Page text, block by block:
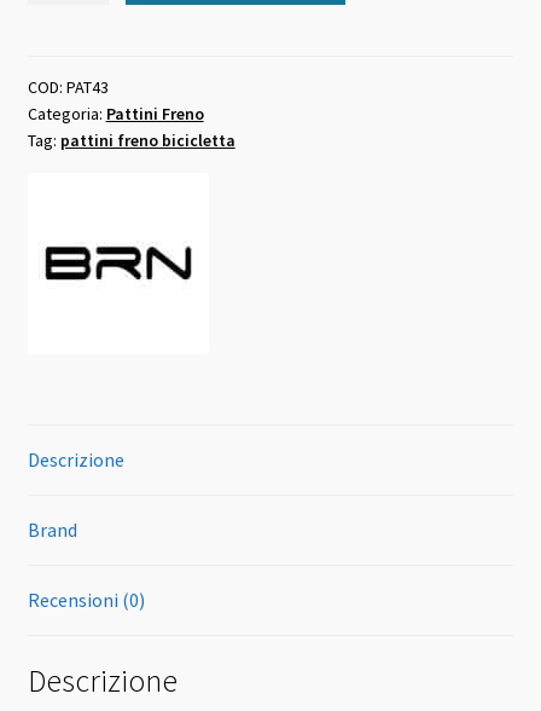
BRN
tipo
shimano
COD: PAT43
Categoria: Pattini Freno
Tag: pattini freno bicicletta
Descrizione
Brand
Recensioni (0)
Descrizione